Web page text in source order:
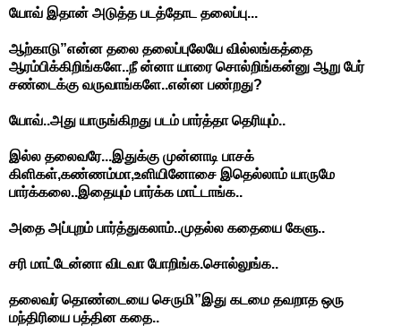
யோவ் இதான் அடுத்த படத்தோட தலைப்பு...
ஆற்காடு”என்ன தலை தலைப்புலேயே வில்லங்கத்தை
ஆரம்பிக்கிறிங்களே..நீ ன்னா யாரை சொல்றிங்கன்னு ஆறு பேர்
சண்டைக்கு வருவாங்களே..என்ன பண்றது?
யோவ்..அது யாருங்கிறது படம் பார்த்தா தெரியும்..
இல்ல தலைவரே...இதுக்கு முன்னாடி பாசக்
கிளிகள்,கண்ணம்மா,உளியினோசை இதெல்லாம் யாருமே
பார்க்கலை..இதையும் பார்க்க மாட்டாங்க..
அதை அப்புறம் பார்த்துகலாம்..முதல்ல கதையை கேளு..
சரி மாட்டேன்னா விடவா போறிங்க.சொல்லுங்க..
தலைவர் தொண்டையை செருமி”இது கடமை தவறாத ஒரு
மந்திரியை பத்தின கதை..